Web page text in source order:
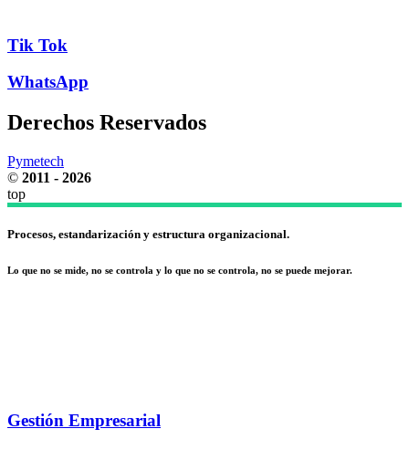
Tik Tok
WhatsApp
Derechos Reservados
Pymetech
© 2011 - 2026
top
Procesos, estandarización y estructura organizacional.
Lo que no se mide, no se controla y lo que no se controla, no se puede mejorar.
Gestión Empresarial